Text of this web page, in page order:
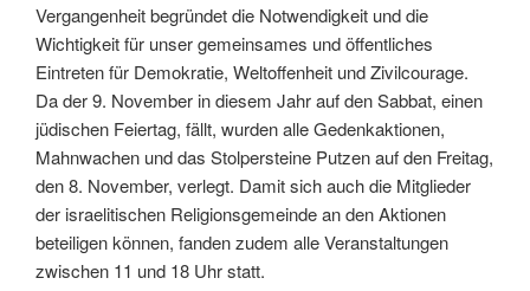
Vergangenheit begründet die Notwendigkeit und die
Wichtigkeit für unser gemeinsames und öffentliches
Eintreten für Demokratie, Weltoffenheit und Zivilcourage.
Da der 9. November in diesem Jahr auf den Sabbat, einen
jüdischen Feiertag, fällt, wurden alle Gedenkaktionen,
Mahnwachen und das Stolpersteine Putzen auf den Freitag,
den 8. November, verlegt. Damit sich auch die Mitglieder
der israelitischen Religionsgemeinde an den Aktionen
beteiligen können, fanden zudem alle Veranstaltungen
zwischen 11 und 18 Uhr statt.